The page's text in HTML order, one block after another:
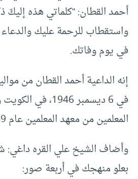
أحمد القطان: “كلماتي هذه إليكَ
واستقطاب للرحمة عليك
في يوم وفاتك.
إنه الداعية أحمد القطان من
في 6 ديسمبر
المعلمين من معهد المعلمين عام 1969.
وأضاف الشيخ علي القره
بعلو منهجك في أربعة صور: